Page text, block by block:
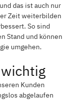
das ist auch nur
Zeit weiterbilden
So sind
Stand und können
umgehen.
Kunden
abgelaufen